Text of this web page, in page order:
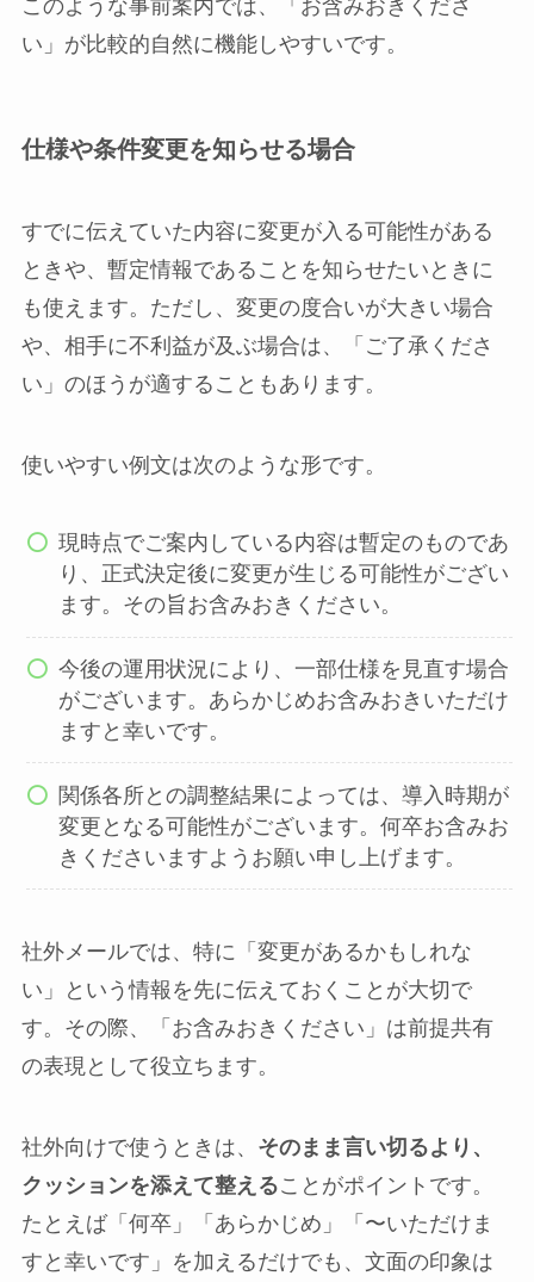
このような事前案内では、「お含みおきくださ
い」が比較的自然に機能しやすいです。
仕様や条件変更を知らせる場合
すでに伝えていた内容に変更が入る可能性がある
ときや、暫定情報であることを知らせたいときに
も使えます。ただし、変更の度合いが大きい場合
や、相手に不利益が及ぶ場合は、「ご了承くださ
い」のほうが適することもあります。
使いやすい例文は次のような形です。
現時点でご案内している内容は暫定のものであ
り、正式決定後に変更が生じる可能性がござい
ます。その旨お含みおきください。
今後の運用状況により、一部仕様を見直す場合
がございます。あらかじめお含みおきいただけ
ますと幸いです。
関係各所との調整結果によっては、導入時期が
変更となる可能性がございます。何卒お含みお
きくださいますようお願い申し上げます。
社外メールでは、特に「変更があるかもしれな
い」という情報を先に伝えておくことが大切で
す。その際、「お含みおきください」は前提共有
の表現として役立ちます。
社外向けで使うときは、 そのまま言い切るより、
クッションを添えて整えることがポイントです。
たとえば「何卒」「あらかじめ」「〜いただけま
すと幸いです」を加えるだけでも、文面の印象は